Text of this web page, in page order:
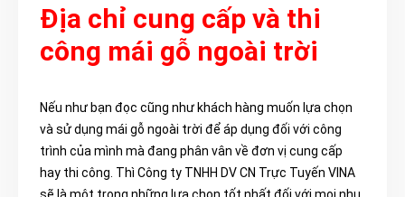
Địa chỉ cung cấp và thi
công mái gỗ ngoài trời
Nếu như bạn đọc cũng như khách hàng muốn lựa chọn
và sửdụng mái gỗ ngoài trời để áp dụng đối với công
trình của mình mà đang phân vân về đơn vị cung cấp
hay thi công. Thì Công ty TNHH DV CN Trực Tuyến VINA